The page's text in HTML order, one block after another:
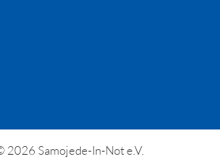
2026 Samojede-In-Not e.V.